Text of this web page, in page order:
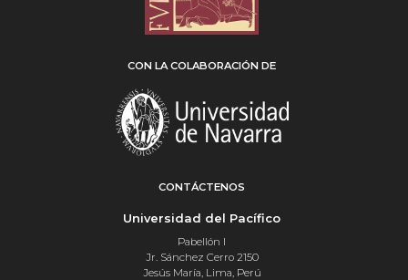
CON LA COLABORACIÓN DE
CONTÁCTENOS
Universidad del Pacífico
Pabellón I
Jr. Sánchez Cerro 2150
Jesús María, Lima, Perú